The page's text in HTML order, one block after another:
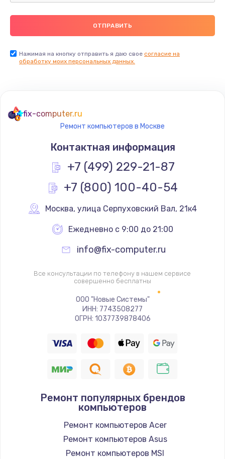
Заказать
Замена видеокарты
2045 руб.
Заказать
Ремонт разъема питания
Замена видеочипа
2745 руб.
Заказать
Настройка BIOS
995 руб.
1200 руб.
Настройка ОС
1160 руб.
Заказать
Нажимая на кнопку отправить я даю свое согласие на
обработку моих персональных данных.
fix-computer.ru
Ремонт компьютеров в Москве
Контактная информация
+7 (499) 229-21-87
+7 (800) 100-40-54
Москва, улица Серпуховский Вал, 21к4
Ежедневно с 9:00 до 21:00
info@fix-computer.ru
Все консультации по телефону в нашем сервисе
совершенно бесплатны
ООО "Новые Системы"
ИНН: 7743508277
ОГРН: 1037739878406
Ремонт популярных брендов
компьютеров
Ремонт компьютеров Acer
Ремонт компьютеров Asus
Ремонт компьютеров MSI